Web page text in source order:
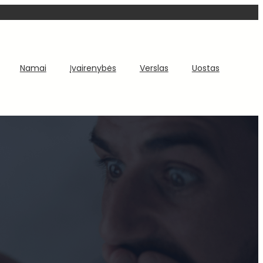
Namai Įvairenybės Verslas Uostas